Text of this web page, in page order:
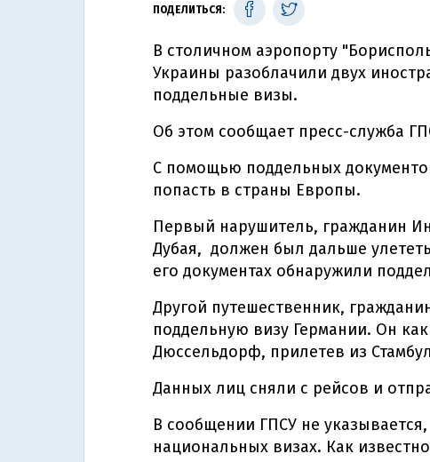
ПОДЕЛИТЬСЯ:
В столичном аэропорту
Украины разоблачили двух
поддельные визы.
Об этом сообщает пресс-служба
С помощью поддельных
попасть в страны Европы.
Первый нарушитель, гражданин
Дубая, должен был дальше
его документах обнаружили
Другой путешественник,
поддельную визу Германии. Он
Дюссельдорф, прилетев из
Данных лиц сняли с рейсов и
В сообщении ГПСУ не
национальных визах. Как